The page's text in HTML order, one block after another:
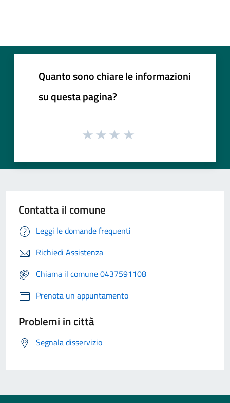
Quanto sono chiare le informazioni
su questa pagina?
Contatta il comune
Leggi le domande frequenti
Richiedi Assistenza
Chiama il comune 0437591108
Prenota un appuntamento
Problemi in città
Segnala disservizio